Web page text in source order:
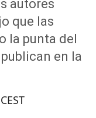
autores
que las
la punta del
en la